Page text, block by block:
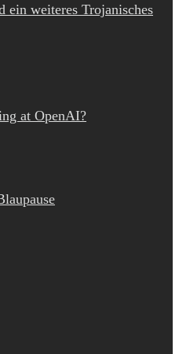
ein weiteres Trojanisches
at OpenAI?